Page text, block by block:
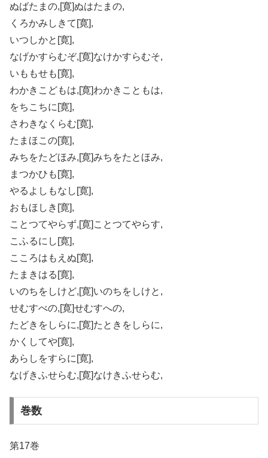
ぬばたまの,[寛]ぬはたまの,
くろかみしきて[寛],
いつしかと[寛],
なげかすらむぞ,[寛]なけかすらむそ,
いももせも[寛],
わかきこどもは,[寛]わかきこともは,
をちこちに[寛],
さわきなくらむ[寛],
たまほこの[寛],
みちをたどほみ,[寛]みちをたとほみ,
まつかひも[寛],
やるよしもなし[寛],
おもほしき[寛],
ことつてやらず,[寛]ことつてやらす,
こふるにし[寛],
こころはもえぬ[寛],
たまきはる[寛],
いのちをしけど,[寛]いのちをしけと,
せむすべの,[寛]せむすへの,
たどきをしらに,[寛]たときをしらに,
かくしてや[寛],
あらしをすらに[寛],
なげきふせらむ,[寛]なけきふせらむ,
巻数
第17巻